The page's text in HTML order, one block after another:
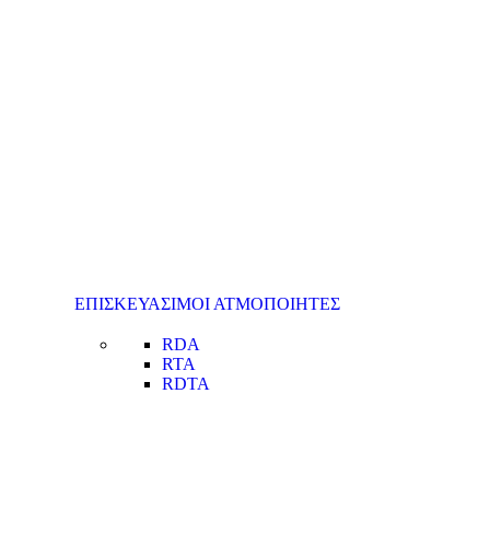
ΕΠΙΣΚΕΥΑΣΙΜΟΙ ΑΤΜΟΠΟΙΗΤΕΣ
RDA
RTA
RDTA